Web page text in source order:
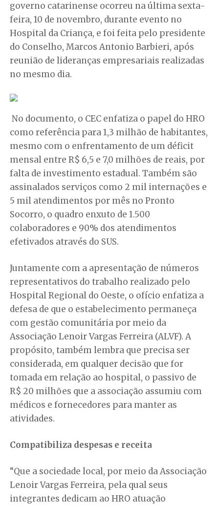
governo catarinense ocorreu na última sexta-
feira, 10 de novembro, durante evento no
Hospital da Criança, e foi feita pelo presidente
do Conselho, Marcos Antonio Barbieri, após
reunião de lideranças empresariais realizadas
no mesmo dia.
No documento, o CEC enfatiza o papel do HRO
como referência para 1,3 milhão de habitantes,
mesmo com o enfrentamento de um déficit
mensal entre R$ 6,5 e 7,0 milhões de reais, por
falta de investimento estadual. Também são
assinalados serviços como 2 mil internações e
5 mil atendimentos por mês no Pronto
Socorro, o quadro enxuto de 1.500
colaboradores e 90% dos atendimentos
efetivados através do SUS.
Juntamente com a apresentação de números
representativos do trabalho realizado pelo
Hospital Regional do Oeste, o ofício enfatiza a
defesa de que o estabelecimento permaneça
com gestão comunitária por meio da
Associação Lenoir Vargas Ferreira (ALVF). A
propósito, também lembra que precisa ser
considerada, em qualquer decisão que for
tomada em relação ao hospital, o passivo de
R$ 20 milhões que a associação assumiu com
médicos e fornecedores para manter as
atividades.
Compatibiliza despesas e receita
“Que a sociedade local, por meio da Associação
Lenoir Vargas Ferreira, pela qual seus
integrantes dedicam ao HRO atuação